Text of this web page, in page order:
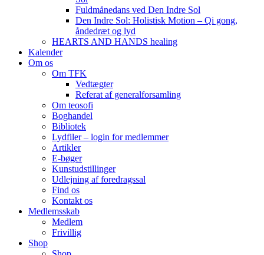
Fuldmånedans ved Den Indre Sol
Den Indre Sol: Holistisk Motion – Qi gong,
åndedræt og lyd
HEARTS AND HANDS healing
Kalender
Om os
Om TFK
Vedtægter
Referat af generalforsamling
Om teosofi
Boghandel
Bibliotek
Lydfiler – login for medlemmer
Artikler
E-bøger
Kunstudstillinger
Udlejning af foredragssal
Find os
Kontakt os
Medlemsskab
Medlem
Frivillig
Shop